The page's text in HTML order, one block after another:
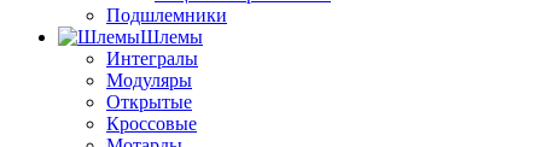
Подшлемники
Шлемы
Интегралы
Модуляры
Открытые
Кроссовые